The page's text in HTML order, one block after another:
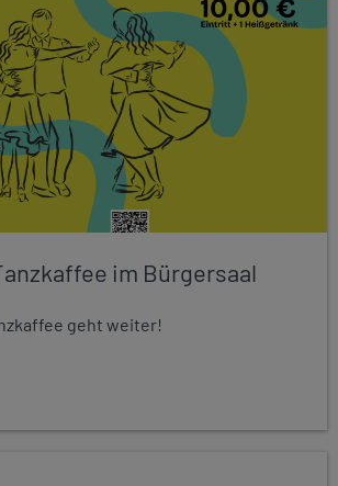
im Bürgersaal
geht weiter!